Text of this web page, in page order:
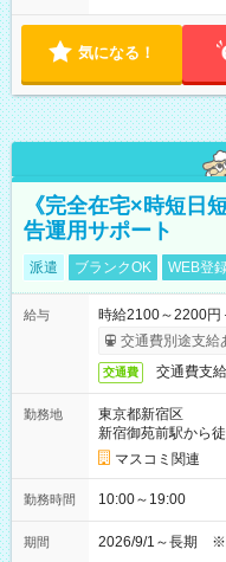
気になる！
《完全在宅×時短日
告運用サポート
派遣 ブランクOK WEB登
給与
時給2100～2200円
交通費別途支給
交通費 交通費支
勤務地
東京都新宿区
新宿御苑前駅から
マスコミ関連
勤務時間 10:00～19:00
期間 2026/9/1～長期 ※